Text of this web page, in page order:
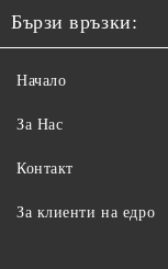
Бързи връзки:
Начало
За Нас
Контакт
За клиенти на едро